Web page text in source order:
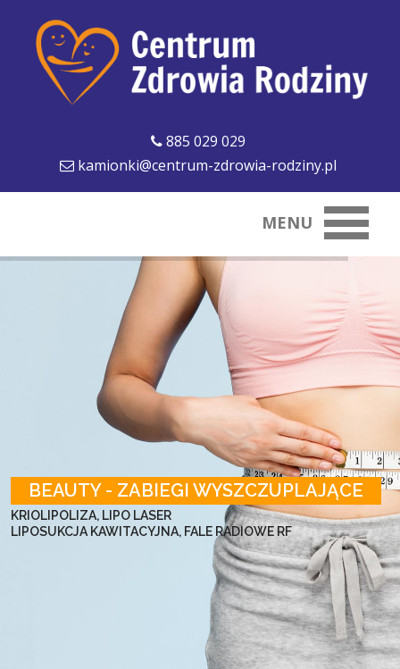
885 029 029
kamionki@centrum-zdrowia-rodziny.pl
MENU
BEAUTY - ZABIEGI WYSZCZUPLAJĄCE
KRIOLIPOLIZA, LIPO LASER
LIPOSUKCJA KAWITACYJNA, FALE RADIOWE RF